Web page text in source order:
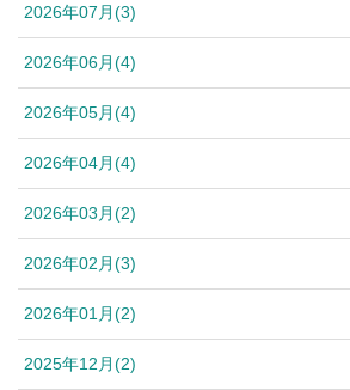
2026年07月(3)
2026年06月(4)
2026年05月(4)
2026年04月(4)
2026年03月(2)
2026年02月(3)
2026年01月(2)
2025年12月(2)